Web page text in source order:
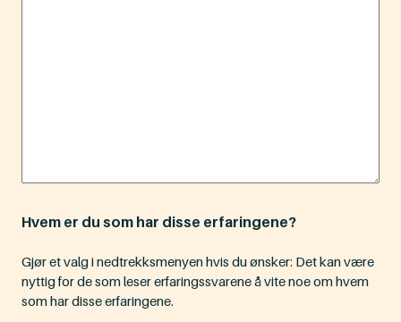
Hvem er du som har disse erfaringene?
Gjør et valg i nedtrekksmenyen hvis du ønsker: Det kan være
nyttig for de som leser erfaringssvarene å vite noe om hvem
som har disse erfaringene.